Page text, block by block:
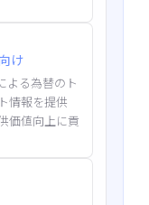
け
よる為替のト
情報を提供
価値向上に貢